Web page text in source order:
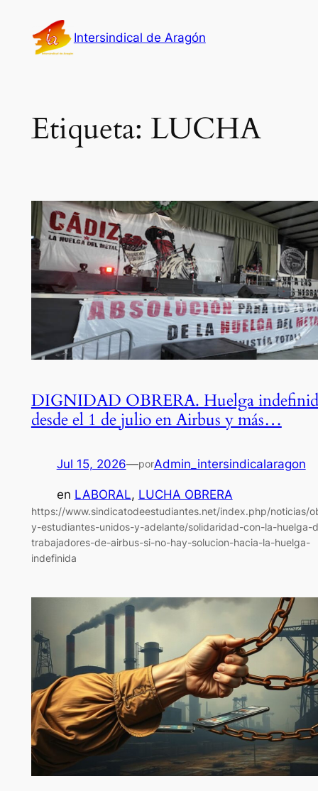
contenido
Intersindical de Aragón
Etiqueta: LUCHA
DIGNIDAD OBRERA. Huelga
desde el 1 de julio en Airbus y más…
Jul 15, 2026—porAdmin_intersindicalaragon
en LABORAL, LUCHA OBRERA
https://www.sindicatodeestudiantes.net/index.php/noticias/
y-estudiantes-unidos-y-adelante/solidaridad-con-la-huelga-
trabajadores-de-airbus-si-no-hay-solucion-hacia-la-huelga-
indefinida